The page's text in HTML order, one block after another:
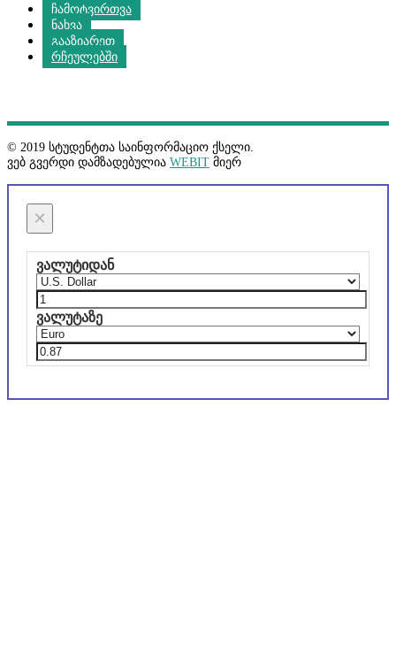
ჩამოტვირთვა
ნახვა
გააზიარეთ
რჩეულებში
© 2019 სტუდენტთა საინფორმაციო ქსელი.
ვებ გვერდი დამზადებულია WEBIT მიერ
×
ვალუტიდან
ვალუტაზე